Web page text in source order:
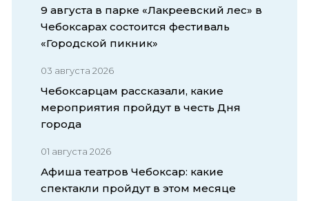
9 августа в парке «Лакреевский лес» в
Чебоксарах состоится фестиваль
«Городской пикник»
03 августа 2026
Чебоксарцам рассказали, какие
мероприятия пройдут в честь Дня
города
01 августа 2026
Афиша театров Чебоксар: какие
спектакли пройдут в этом месяце